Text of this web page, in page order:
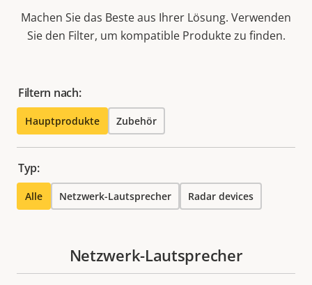
Machen Sie das Beste aus Ihrer Lösung. Verwenden
Sie den Filter, um kompatible Produkte zu finden.
Filtern nach:
Hauptprodukte Zubehör
Typ:
Alle Netzwerk-Lautsprecher Radar devices
Netzwerk-Lautsprecher